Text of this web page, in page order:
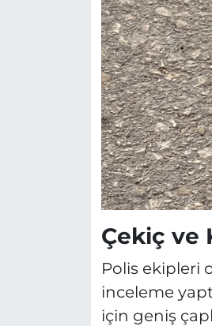
Çekiç ve
Polis ekipleri
inceleme
için geniş